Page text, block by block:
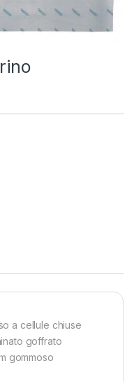
a cellule chiuse
goffrato
gommoso